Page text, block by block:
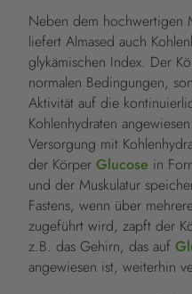
Neben dem hochwertigen
liefert Almased auch
glykämischen Index. Der
normalen Bedingungen,
Aktivität auf die
Kohlenhydraten
Versorgung mit
der Körper Glucose in
und der Muskulatur
Fastens, wenn über
zugeführt wird, zapft der
z.B. das Gehirn, das auf
angewiesen ist, weiterhin